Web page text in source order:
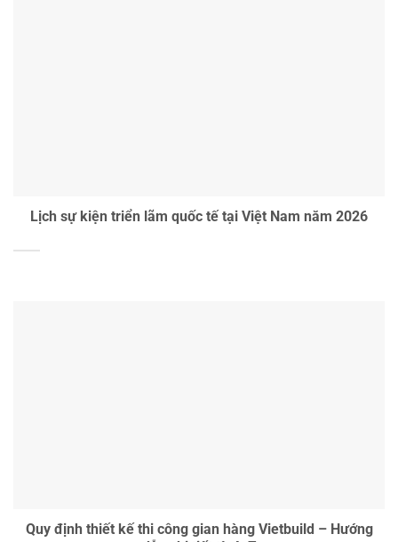
Lịch sự kiện triển lãm quốc tế tại Việt Nam năm 2026
Quy định thiết kế thi công gian hàng Vietbuild – Hướng